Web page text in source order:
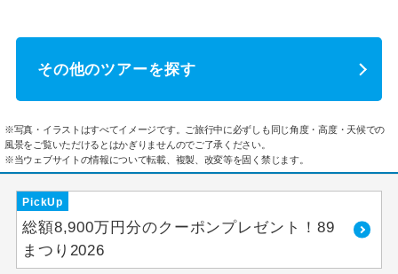
その他のツアーを探す
※写真・イラストはすべてイメージです。ご旅行中に必ずしも同じ角度・高度・天候での
風景をご覧いただけるとはかぎりませんのでご了承ください。
※当ウェブサイトの情報について転載、複製、改変等を固く禁じます。
PickUp
総額8,900万円分のクーポンプレゼント！89
まつり2026